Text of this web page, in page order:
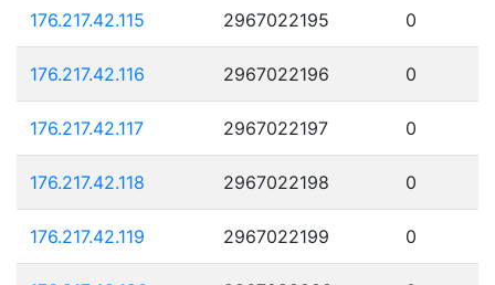
176.217.42.115 2967022195 0
176.217.42.116 2967022196 0
176.217.42.117 2967022197 0
176.217.42.118 2967022198 0
176.217.42.119 2967022199 0